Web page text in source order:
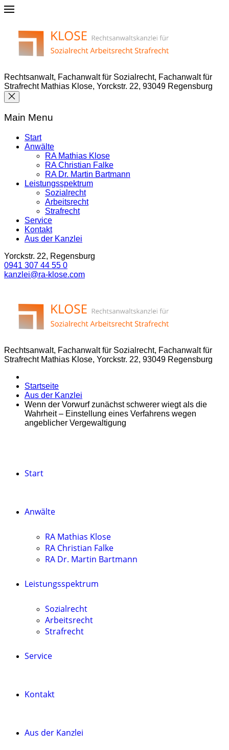
Rechtsanwalt, Fachanwalt für Sozialrecht, Fachanwalt für
Strafrecht Mathias Klose, Yorckstr. 22, 93049 Regensburg
Main Menu
Start
Anwälte
RA Mathias Klose
RA Christian Falke
RA Dr. Martin Bartmann
Leistungsspektrum
Sozialrecht
Arbeitsrecht
Strafrecht
Service
Kontakt
Aus der Kanzlei
Yorckstr. 22, Regensburg
0941 307 44 55 0
kanzlei@ra-klose.com
Rechtsanwalt, Fachanwalt für Sozialrecht, Fachanwalt für
Strafrecht Mathias Klose, Yorckstr. 22, 93049 Regensburg
Startseite
Aus der Kanzlei
Wenn der Vorwurf zunächst schwerer wiegt als die
Wahrheit – Einstellung eines Verfahrens wegen
angeblicher Vergewaltigung
Start
Anwälte
RA Mathias Klose
RA Christian Falke
RA Dr. Martin Bartmann
Leistungsspektrum
Sozialrecht
Arbeitsrecht
Strafrecht
Service
Kontakt
Aus der Kanzlei